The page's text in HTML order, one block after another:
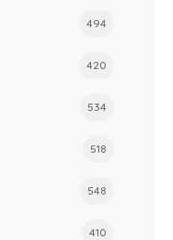
494
420
534
518
548
410